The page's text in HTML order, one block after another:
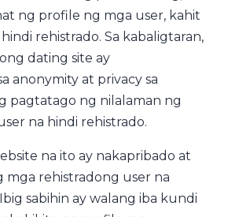
ng profile ng mga user, kahit
rehistrado. Sa kabaligtaran,
dating site ay
anonymity at privacy sa
pagtatago ng nilalaman ng
na hindi rehistrado.
na ito ay nakapribado at
mga rehistradong user na
sabihin ay walang iba kundi